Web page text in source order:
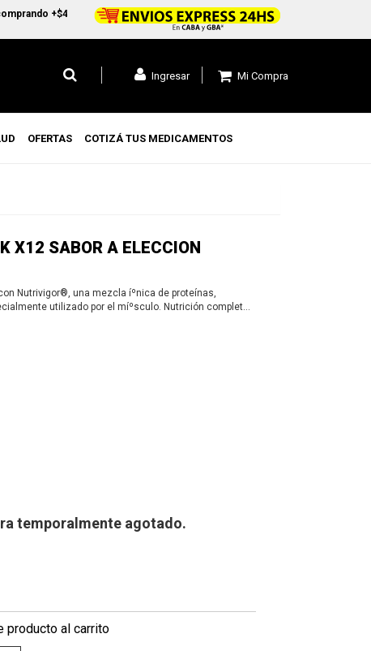
+$45.000 en CABA y GBA1 y +$99.000 a todo el pais
Mi Compra
Ingresar
OFERTAS COTIZÁ TUS MEDICAMENTOS
X12 SABOR A ELECCION
Nutrivigor®, una mezcla íºnica de proteí­nas,
utilizado por el míºsculo. Nutrición completa
temporalmente agotado.
producto al carrito